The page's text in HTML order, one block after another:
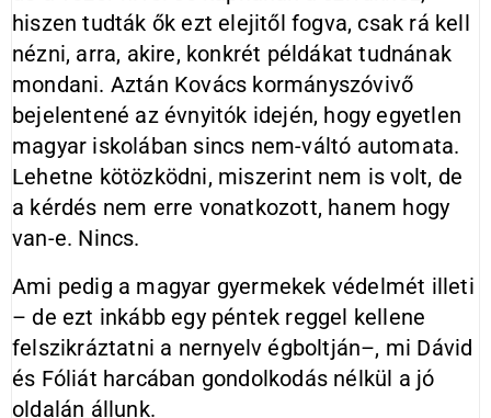
hiszen tudták ők ezt elejitől fogva, csak rá kell
nézni, arra, akire, konkrét példákat tudnának
mondani. Aztán Kovács kormányszóvivő
bejelentené az évnyitók idején, hogy egyetlen
magyar iskolában sincs nem-váltó automata.
Lehetne kötözködni, miszerint nem is volt, de
a kérdés nem erre vonatkozott, hanem hogy
van-e. Nincs.
Ami pedig a magyar gyermekek védelmét illeti
– de ezt inkább egy péntek reggel kellene
felszikráztatni a nernyelv égboltján–, mi Dávid
és Fóliát harcában gondolkodás nélkül a jó
oldalán állunk.